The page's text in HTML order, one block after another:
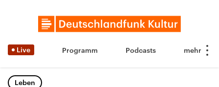
Live Programm Podcasts
Leben